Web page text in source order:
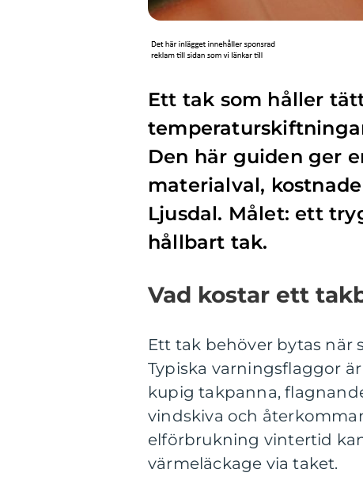
Ett tak som håller
Den här guiden ger
materialval,
Ljusdal. Målet: ett
hållbart tak.
Vad kostar ett
Ett tak behöver bytas när
Typiska varningsflaggor
kupig takpanna,
vindskiva och
elförbrukning vintertid
värmeläckage via taket.